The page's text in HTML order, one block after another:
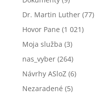
Dr. Martin Luther(77)
Hovor Pane (1 021)
Moja služba (3)
nas_vyber(264)
Návrhy ASloZ(6)
Nezaradené (5)